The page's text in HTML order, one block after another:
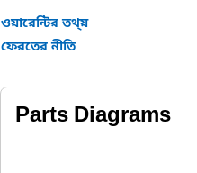
ওয়ারেন্টির তথ্য়
ফেরতের নীতি
Parts Diagrams